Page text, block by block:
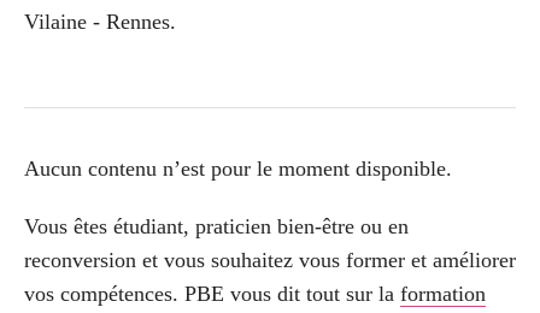
Vilaine - Rennes.
Aucun contenu n’est pour le moment disponible.
Vous êtes étudiant, praticien bien-être ou en
reconversion et vous souhaitez vous former et améliorer
vos compétences. PBE vous dit tout sur la formation